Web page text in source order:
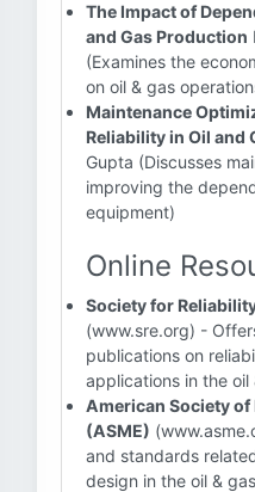
The Impact of
and Gas Production
(Examines the
on oil & gas
Maintenance
Reliability in Oil and
Gupta (Discusses
improving the
equipment)
Online
Society for
(www.sre.org) -
publications on
applications in the
American Society
(ASME)
and standards
design in the oil &